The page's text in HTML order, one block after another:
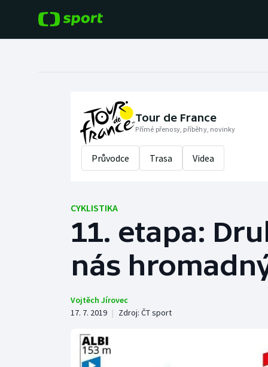
Hokej
Tenis
Atletika
Cyklistika
Baseball a softbal
Basketbal
Box
Curling
Tour de France
Přímé přenosy, příběhy, novinky
Průvodce Trasa Videa
CYKLISTIKA
11. etapa:
nás
Vojtěch Jírovec
17. 7. 2019 | Zdroj: ČT sport